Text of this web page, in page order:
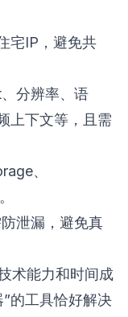
宅IP，避免共
分辨率、语
上下文等，且需
、
泄漏，避免真
术能力和时间成
的工具恰好解决